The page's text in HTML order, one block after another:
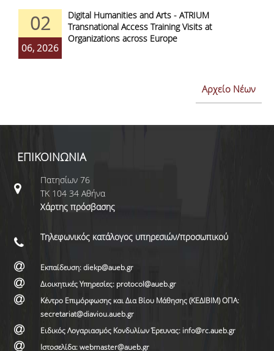
02
06, 2026
Digital Humanities and Arts - ATRIUM
Transnational Access Training Visits at
Organizations across Europe
Αρχείο Νέων
ΕΠΙΚΟΙΝΩΝΙΑ
Πατησίων 76
ΤΚ 104 34 Αθήνα
Χάρτης πρόσβασης
Τηλεφωνικός κατάλογος υπηρεσιών/προσωπικού
Εκπαίδευση: diekp@aueb.gr
Διοικητικές Υπηρεσίες: protocol@aueb.gr
Κέντρο Επιμόρφωσης και Δια Βίου Μάθησης (ΚΕΔΙΒΙΜ) ΟΠΑ:
secretariat@diaviou.aueb.gr
Ειδικός Λογαριασμός Κονδυλίων Έρευνας: info@rc.aueb.gr
Ιστοσελίδα: webmaster@aueb.gr